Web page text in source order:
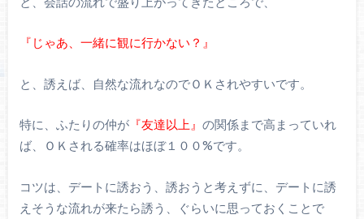
『じゃあ、一緒に観に行かない？』
と、誘えば、自然な流れなのでＯＫされやすいです。
特に、ふたりの仲が『友達以上』 の関係まで高まっていれ
ば、ＯＫされる確率はほぼ１００%です。
コツは、デートに誘おう、誘おうと考えずに、デートに誘
えそうな流れが来たら誘う、ぐらいに思っておくことで